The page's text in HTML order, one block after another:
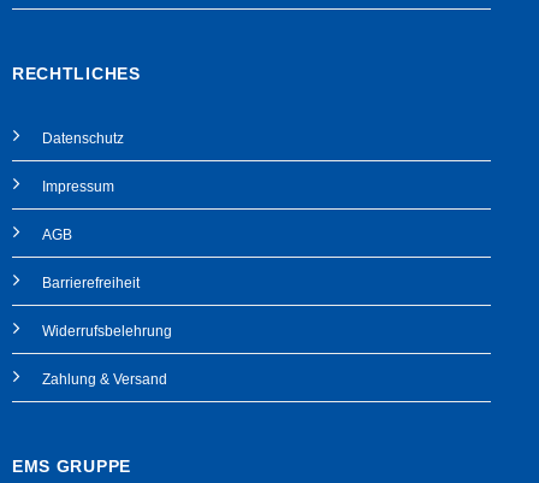
RECHTLICHES
Datenschutz
Impressum
AGB
Barrierefreiheit
Widerrufsbelehrung
Zahlung & Versand
EMS GRUPPE